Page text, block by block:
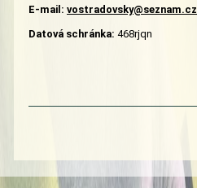
E-mail: vostradovsky@seznam.cz
Datová schránka: 468rjqn